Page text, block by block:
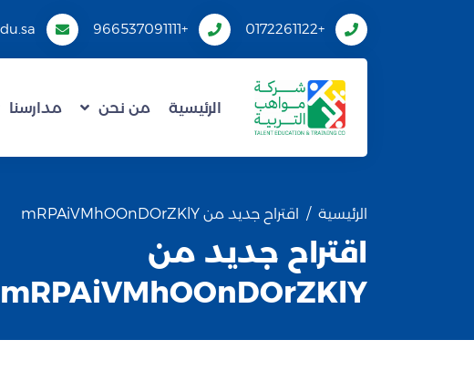
+0172261122
+966537091111
الرئيسية من نحن مدارسنا
الرئيسية اقتراح جديد من mRPAiVMhOOnDOrZKlY
اقتراح جديد من
mRPAiVMhOOnDOrZKlY